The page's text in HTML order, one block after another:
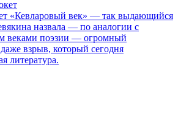
«Кевларовый век» — так выдающийся
назвала — по аналогии с
веками поэзии — огромный
взрыв, который сегодня
литература.